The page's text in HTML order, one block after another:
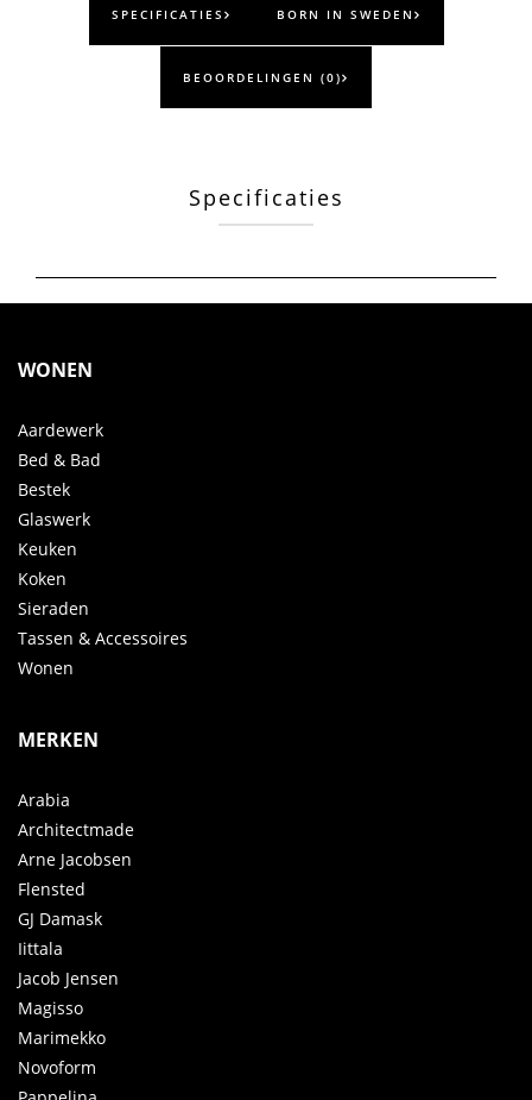
SPECIFICATIES BORN IN SWEDEN
BEOORDELINGEN (0)
Specificaties
WONEN
Aardewerk
Bed & Bad
Bestek
Glaswerk
Keuken
Koken
Sieraden
Tassen & Accessoires
Wonen
MERKEN
Arabia
Architectmade
Arne Jacobsen
Flensted
GJ Damask
Iittala
Jacob Jensen
Magisso
Marimekko
Novoform